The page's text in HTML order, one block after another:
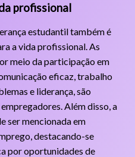
profissional
estudantil também é
a vida profissional. As
meio da participação em
eficaz, trabalho
e liderança, são
Além disso, a
ser mencionada em
destacando-se
por oportunidades de